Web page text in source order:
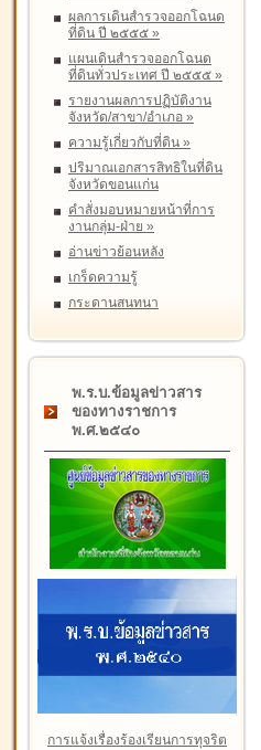
ผลการเดินสำรวจออกโฉนด
ที่ดิน ปี ๒๕๕๕ »
แผนเดินสำรวจออกโฉนด
ที่ดินทั่วประเทศ ปี ๒๕๕๕ »
รายงานผลการปฏิบัติงาน
จังหวัด/สาขา/อำเภอ »
ความรู้เกี่ยวกับที่ดิน »
ปริมาณเอกสารสิทธิในที่ดิน
จังหวัดขอนแก่น
คำสั่งมอบหมายหน้าที่การ
งานกลุ่ม-ฝ่าย »
อ่านข่าวย้อนหลัง
เกร็ดความรู้
กระดานสนทนา
พ.ร.บ.ข้อมูลข่าวสาร
ของทางราชการ
พ.ศ.๒๕๔๐
การแจ้งเรื่องร้องเรียนการทุจริต